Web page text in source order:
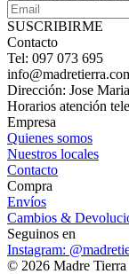
SUSCRIBIRME
Contacto
Tel: 097 073 695
Dirección: Jose
Horarios atención
Empresa
Quienes somos
Nuestros locales
Contacto
Compra
Envíos
Cambios &
Seguinos en
Instagram:
© 2026 Madre Tierra